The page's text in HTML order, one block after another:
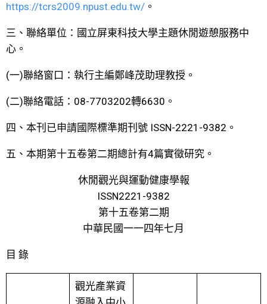
https://tcrs2009.npust.edu.tw/ 。
三、聯絡單位：國立屏東科技大學主題休閒遊憩服務中
心。
(一)聯絡窗口：執行主編鄭峰茂助理教授。
(二)聯絡電話：08-7703202轉6630。
四、本刊已申請國際標準期刊號 ISSN-2221-9382。
五、本期第十五卷第二期總計有4篇實徵研究。
休閒觀光與運動健康學報
ISSN2221-9382
第十五卷第二期
中華民國一一四年七月
目 錄
觀光產業資